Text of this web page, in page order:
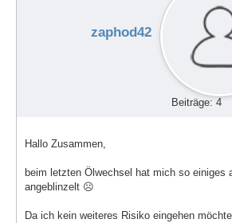
zaphod42
Beiträge: 4
Hallo Zusammen,
beim letzten Ölwechsel hat mich so einiges
angeblinzelt ☹
Da ich kein weiteres Risiko eingehen